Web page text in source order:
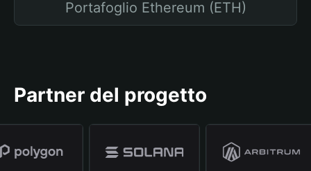
Portafoglio Ethereum (ETH)
Partner del progetto